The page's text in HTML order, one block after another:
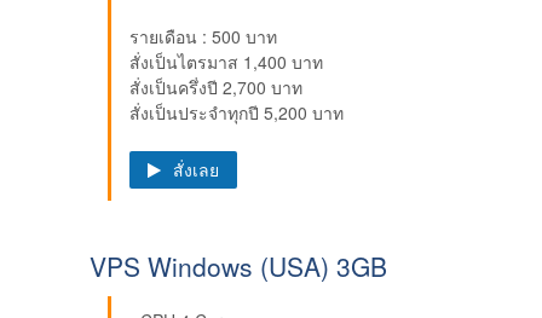
รายเดือน : 500 บาท
สั่งเป็นไตรมาส 1,400 บาท
สั่งเป็นครึ่งปี 2,700 บาท
สั่งเป็นประจำทุกปี 5,200 บาท
สั่งเลย
VPS Windows (USA) 3GB